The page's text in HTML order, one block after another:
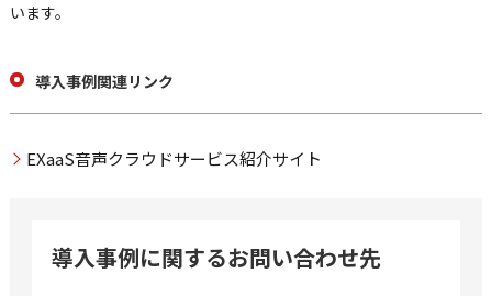
います。
導入事例関連リンク
EXaaS音声クラウドサービス紹介サイト
導入事例に関するお問い合わせ先